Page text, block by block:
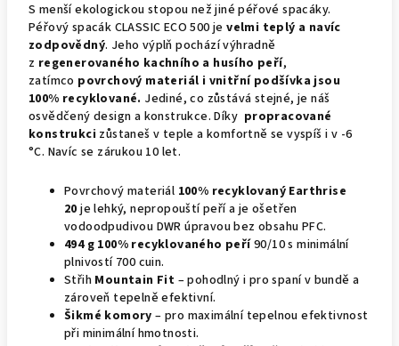
S menší ekologickou stopou než jiné péřové spacáky.
Péřový spacák CLASSIC ECO 500 jevelmi teplý a navíc
zodpovědný. Jeho výplň pochází výhradně
z regenerovaného kachního a husího peří,
zatímco povrchový materiál i vnitřní podšívka jsou
100% recyklované. Jediné, co zůstává stejné, je náš
osvědčený design a konstrukce. Díky propracované
konstrukci zůstaneš v teple a komfortně se vyspíš i v -6
°C. Navíc se zárukou 10 let.
Povrchový materiál 100% recyklovaný Earthrise
20je lehký, nepropouští peří a je ošetřen
vodoodpudivou DWR úpravou bez obsahu PFC.
494 g 100% recyklovaného peří90/10 s minimální
plnivostí 700 cuin.
Střih Mountain Fit – pohodlný i pro spaní v bundě a
zároveň tepelně efektivní.
Šikmé komory – pro maximální tepelnou efektivnost
při minimální hmotnosti.